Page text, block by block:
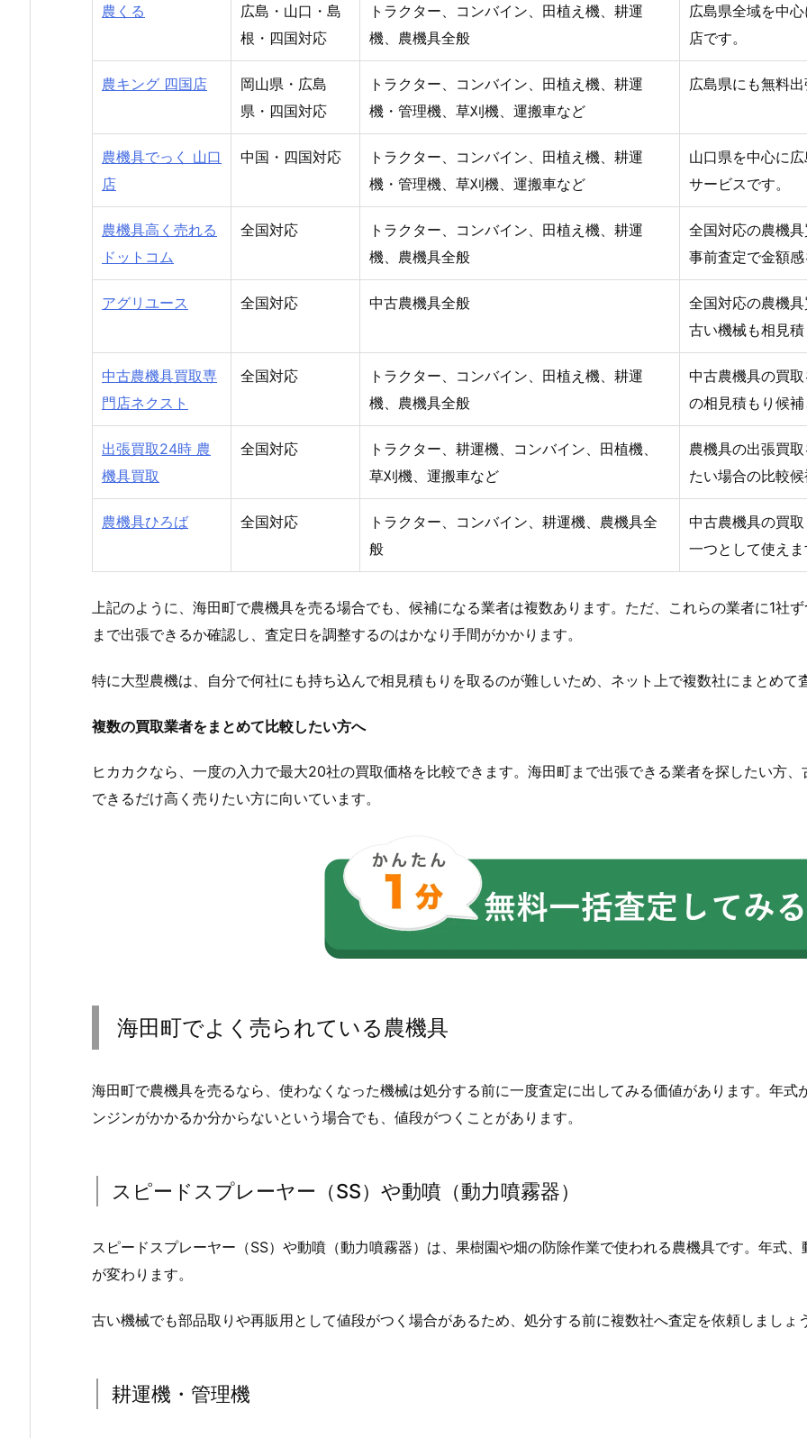
農くる
広島・山口・島
根・四国対応
トラクター、コンバイン、田植え機、耕運
機、農機具全般
広島県全域を中
店です。
農キング 四国店
岡山県・広島
県・四国対応
トラクター、コンバイン、田植え機、耕運
機・管理機、草刈機、運搬車など
広島県にも無料
農機具でっく 山口
店
中国・四国対応
トラクター、コンバイン、田植え機、耕運
機・管理機、草刈機、運搬車など
山口県を中心に
サービスです。
農機具高く売れる
ドットコム
全国対応
トラクター、コンバイン、田植え機、耕運
機、農機具全般
全国対応の農機
事前査定で金額
アグリユース 全国対応 中古農機具全般
全国対応の農機
古い機械も相見
中古農機具買取専
門店ネクスト
全国対応
トラクター、コンバイン、田植え機、耕運
機、農機具全般
中古農機具の買
の相見積もり候
出張買取24時 農
機具買取
全国対応
トラクター、耕運機、コンバイン、田植機、
草刈機、運搬車など
農機具の出張買
たい場合の比較
農機具ひろば 全国対応
トラクター、コンバイン、耕運機、農機具全
般
中古農機具の買
一つとして使え
上記のように、海田町で農機具を売る場合でも、候補になる業者は複数あります。ただ、これらの業者に1社
まで出張できるか確認し、査定日を調整するのはかなり手間がかかります。
特に大型農機は、自分で何社にも持ち込んで相見積もりを取るのが難しいため、ネット上で複数社にまとめ
複数の買取業者をまとめて比較したい方へ
ヒカカクなら、一度の入力で最大20社の買取価格を比較できます。海田町まで出張できる業者を探したい方
できるだけ高く売りたい方に向いています。
海田町でよく売られている農機具
海田町で農機具を売るなら、使わなくなった機械は処分する前に一度査定に出してみる価値があります。年
ンジンがかかるか分からないという場合でも、値段がつくことがあります。
スピードスプレーヤー（SS）や動噴（動力噴霧器）
スピードスプレーヤー（SS）や動噴（動力噴霧器）は、果樹園や畑の防除作業で使われる農機具です。年式
が変わります。
古い機械でも部品取りや再販用として値段がつく場合があるため、処分する前に複数社へ査定を依頼しましょ
耕運機・管理機